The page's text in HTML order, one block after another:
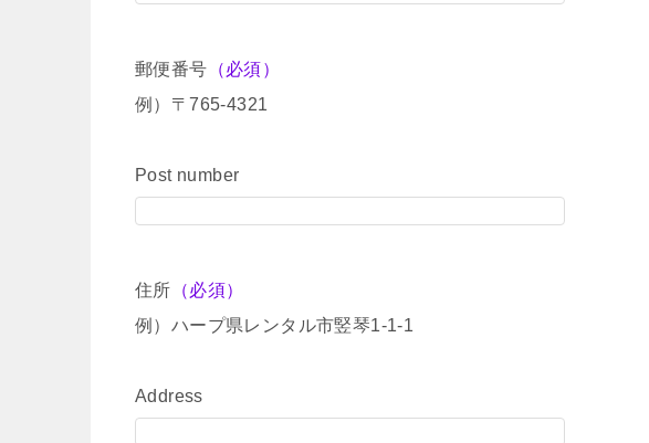
郵便番号 （必須）
例）〒765-4321
Post number
住所 （必須）
例）ハープ県レンタル市竪琴1-1-1
Address